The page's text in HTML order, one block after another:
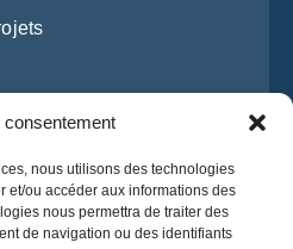
consentement
nous utilisons des technologies
et/ou accéder aux informations des
nous permettra de traiter des
de navigation ou des identifiants